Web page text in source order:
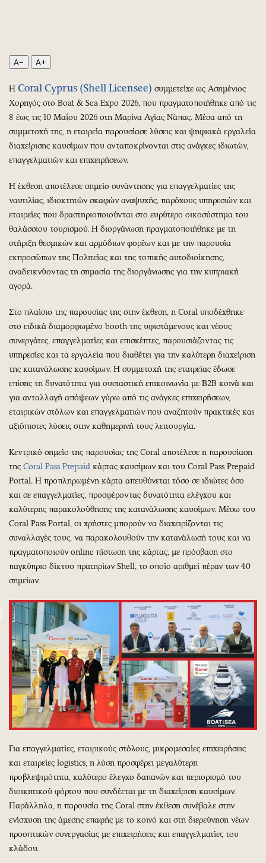
Παράξενα
Πολιτισμός
Σινεμά
Θέατρο-Χορός
Μουσική
Εικαστικά
Βιβλίο
Wine routes
Podcasts
Uncut
Προσφορές
A− A+
Η Coral Cyprus (Shell Licensee) συμμετείχε ως Ασημένιος
Χορηγός στο Boat & Sea Expo 2026, που πραγματοποιήθηκε από τις
8 έως τις 10 Μαΐου 2026 στη Μαρίνα Αγίας Νάπας. Μέσα από τη
συμμετοχή της, η εταιρεία παρουσίασε λύσεις και ψηφιακά εργαλεία
διαχείρισης καυσίμων που ανταποκρίνονται στις ανάγκες ιδιωτών,
επαγγελματιών και επιχειρήσεων.
Η έκθεση αποτέλεσε σημείο συνάντησης για επαγγελματίες της
ναυτιλίας, ιδιοκτητών σκαφών αναψυχής, παρόχους υπηρεσιών και
εταιρείες που δραστηριοποιούνται στο ευρύτερο οικοσύστημα του
θαλάσσιου τουρισμού. Η διοργάνωση πραγματοποιήθηκε με τη
στήριξη θεσμικών και αρμόδιων φορέων και με την παρουσία
εκπροσώπων της Πολιτείας και της τοπικής αυτοδιοίκησης,
αναδεικνύοντας τη σημασία της διοργάνωσης για την κυπριακή
αγορά.
Στο πλαίσιο της παρουσίας της στην έκθεση, η Coral υποδέχθηκε
στο ειδικά διαμορφωμένο booth της υφιστάμενους και νέους
συνεργάτες, επαγγελματίες και επισκέπτες, παρουσιάζοντας τις
υπηρεσίες και τα εργαλεία που διαθέτει για την καλύτερη διαχείριση
της κατανάλωσης καυσίμων. Η συμμετοχή της εταιρείας έδωσε
επίσης τη δυνατότητα για ουσιαστική επικοινωνία με B2B κοινά και
για ανταλλαγή απόψεων γύρω από τις ανάγκες επιχειρήσεων,
εταιρικών στόλων και επαγγελματιών που αναζητούν πρακτικές και
αξιόπιστες λύσεις στην καθημερινή τους λειτουργία.
Κεντρικό σημείο της παρουσίας της Coral αποτέλεσε η παρουσίαση
της Coral Pass Prepaid κάρτας καυσίμων και του Coral Pass Prepaid
Portal. Η προπληρωμένη κάρτα απευθύνεται τόσο σε ιδιώτες όσο
και σε επαγγελματίες, προσφέροντας δυνατότητα ελέγχου και
καλύτερης παρακολούθησης της κατανάλωσης καυσίμων. Μέσω του
Coral Pass Portal, οι χρήστες μπορούν να διαχειρίζονται τις
συναλλαγές τους, να παρακολουθούν την κατανάλωσή τους και να
πραγματοποιούν online πίστωση της κάρτας, με πρόσβαση στο
παγκύπριο δίκτυο πρατηρίων Shell, το οποίο αριθμεί πέραν των 40
σημείων.
Για επαγγελματίες, εταιρικούς στόλους, μικρομεσαίες επιχειρήσεις
και εταιρείες logistics, η λύση προσφέρει μεγαλύτερη
προβλεψιμότητα, καλύτερο έλεγχο δαπανών και περιορισμό του
διοικητικού φόρτου που συνδέεται με τη διαχείριση καυσίμων.
Παράλληλα, η παρουσία της Coral στην έκθεση συνέβαλε στην
ενίσχυση της άμεσης επαφής με το κοινό και στη διερεύνηση νέων
προοπτικών συνεργασίας με επιχειρήσεις και επαγγελματίες του
κλάδου.